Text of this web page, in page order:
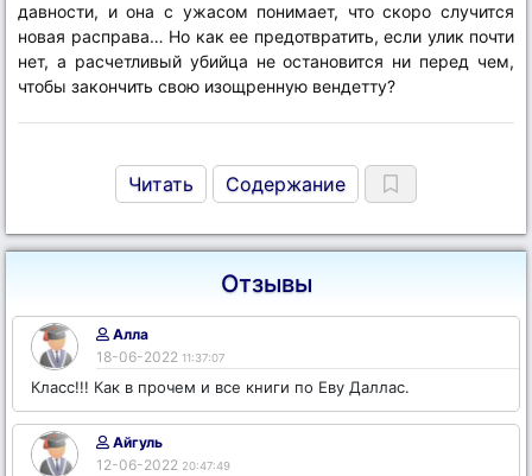
давности, и она с ужасом понимает, что скоро случится
новая расправа… Но как ее предотвратить, если улик почти
нет, а расчетливый убийца не остановится ни перед чем,
чтобы закончить свою изощренную вендетту?
Читать Содержание
Отзывы
Алла
18-06-2022 11:37:07
Класс!!! Как в прочем и все книги по Еву Даллас.
Айгуль
12-06-2022 20:47:49